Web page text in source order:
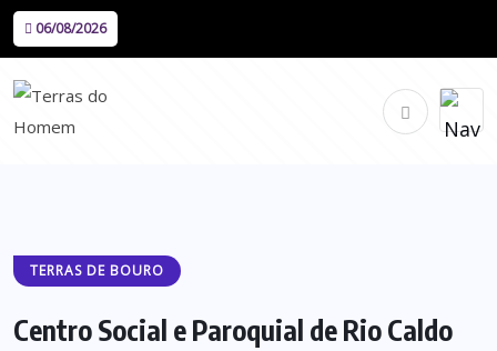
06/08/2026
TERRAS DE BOURO
Centro Social e Paroquial de Rio Caldo